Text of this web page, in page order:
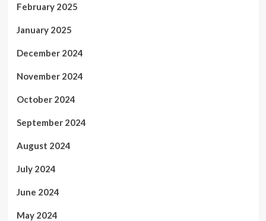
February 2025
January 2025
December 2024
November 2024
October 2024
September 2024
August 2024
July 2024
June 2024
May 2024